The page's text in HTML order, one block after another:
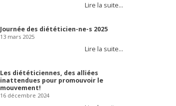
Lire la suite…
Journée des diététicien-ne-s 2025
13 mars 2025
Lire la suite…
Les diététiciennes, des alliées
inattendues pour promouvoir le
mouvement!
16 décembre 2024